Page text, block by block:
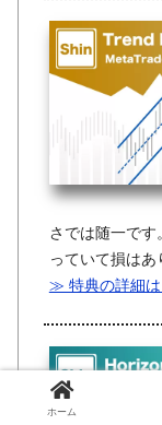
さでは随一で
っていて損はあ
≫ 特典の詳細は
ホーム